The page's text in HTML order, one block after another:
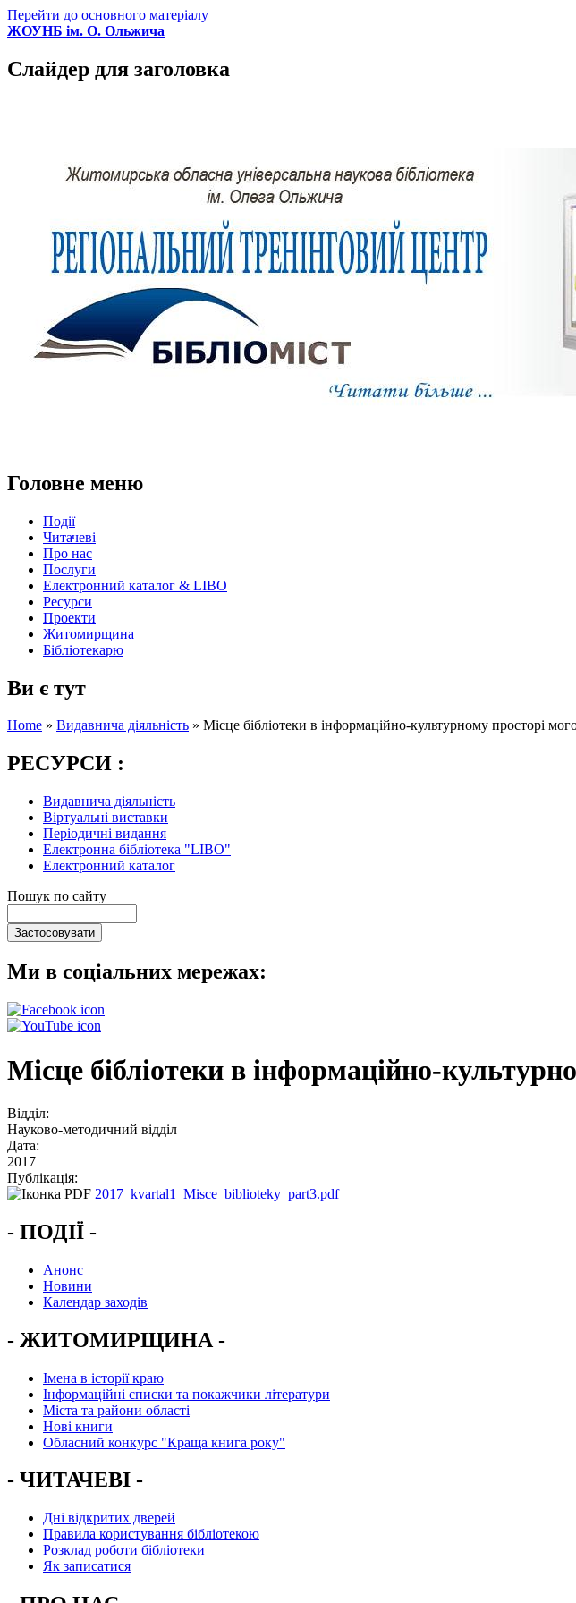
Перейти до основного матеріалу
ЖОУНБ ім. О. Ольжича
Слайдер для заголовка
Головне меню
Події
Читачеві
Про нас
Послуги
Електронний каталог & LIBO
Ресурси
Проекти
Житомирщина
Бібліотекарю
Ви є тут
Home » Видавнича діяльність » Місце бібліотеки в інформаційно-культурному просторі
РЕСУРСИ :
Видавнича діяльність
Віртуальні виставки
Періодичні видання
Електронна бібліотека "LIBO"
Електронний каталог
Пошук по сайту
Ми в соціальних мережах:
Місце бібліотеки в інформаційно-
Відділ:
Науково-методичний відділ
Дата:
2017
Публікація:
2017_kvartal1_Misce_biblioteky_part3.pdf
- ПОДІЇ -
Анонс
Новини
Календар заходів
- ЖИТОМИРЩИНА -
Імена в історії краю
Інформаційні списки та покажчики літератури
Міста та райони області
Нові книги
Обласний конкурс "Краща книга року"
- ЧИТАЧЕВІ -
Дні відкритих дверей
Правила користування бібліотекою
Розклад роботи бібліотеки
Як записатися